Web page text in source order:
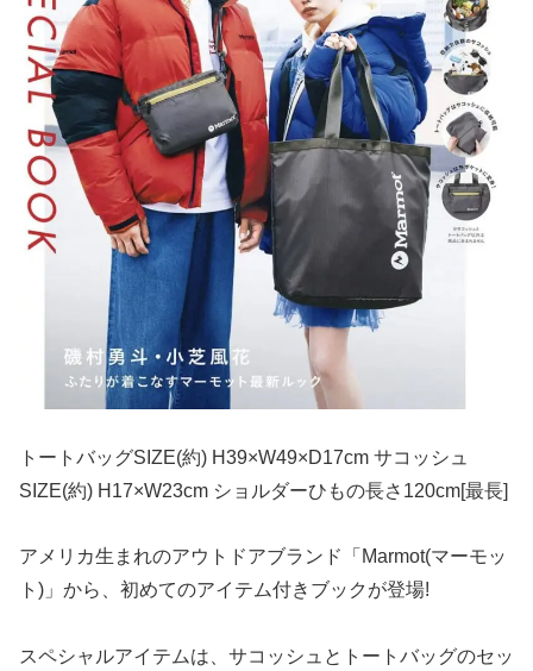
トートバッグSIZE(約) H39×W49×D17cm サコッシュ
SIZE(約) H17×W23cm ショルダーひもの長さ120cm[最長]
アメリカ生まれのアウトドアブランド「Marmot(マーモッ
ト)」から、初めてのアイテム付きブックが登場!
スペシャルアイテムは、サコッシュとトートバッグのセッ